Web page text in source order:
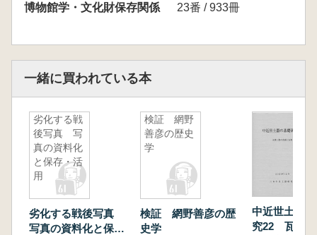
博物館学・文化財保存関係
23番 / 933冊
一緒に買われている本
劣化する戦
後写真 写
真の資料化
と保存・活
用
劣化する戦後写真
写真の資料化と保
検証 網野
善彦の歴史
学
検証 網野善彦の歴
史学
中近世土器
究22 瓦質土